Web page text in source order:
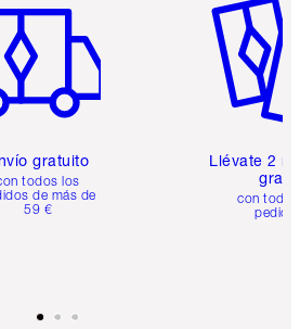
gratuito
todos los
de más de
59 €
Llévate 2
gratis
con